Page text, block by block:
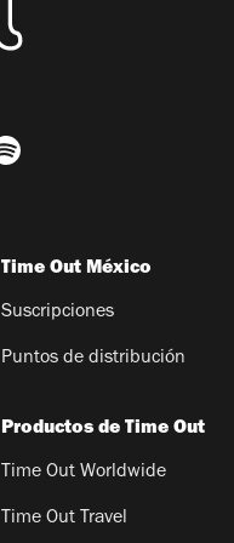
Time Out México
Suscripciones
Puntos de distribución
Productos de Time Out
Time Out Worldwide
Time Out Travel